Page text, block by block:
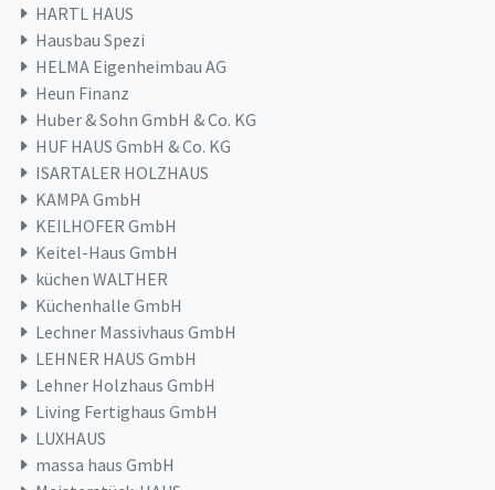
HARTL HAUS
Hausbau Spezi
HELMA Eigenheimbau AG
Heun Finanz
Huber & Sohn GmbH & Co. KG
HUF HAUS GmbH & Co. KG
ISARTALER HOLZHAUS
KAMPA GmbH
KEILHOFER GmbH
Keitel-Haus GmbH
küchen WALTHER
Küchenhalle GmbH
Lechner Massivhaus GmbH
LEHNER HAUS GmbH
Lehner Holzhaus GmbH
Living Fertighaus GmbH
LUXHAUS
massa haus GmbH